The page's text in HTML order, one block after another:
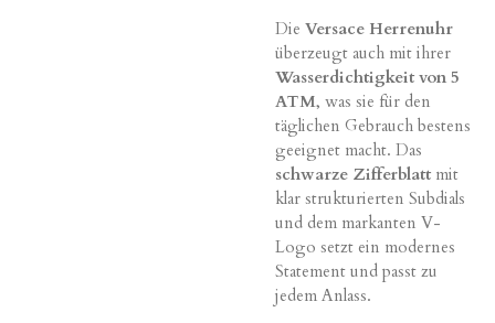
Die Versace Herrenuhr
überzeugt auch mit ihrer
Wasserdichtigkeit von 5
ATM, was sie für den
täglichen Gebrauch bestens
geeignet macht. Das
schwarze Zifferblatt mit
klar strukturierten Subdials
und dem markanten V-
Logo setzt ein modernes
Statement und passt zu
jedem Anlass.